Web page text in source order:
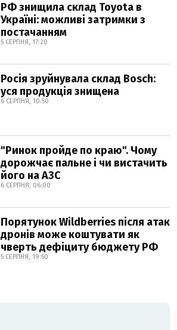
РФ знищила склад Toyota в
Україні: можливі затримки з
постачанням
5 СЕРПНЯ, 17:20
Росія зруйнувала склад Bosch:
уся продукція знищена
6 СЕРПНЯ, 10:50
"Ринок пройде по краю". Чому
дорожчає пальне і чи вистачить
його на АЗС
6 СЕРПНЯ, 06:00
Порятунок Wildberries після атак
дронів може коштувати як
чверть дефіциту бюджету РФ
5 СЕРПНЯ, 19:50